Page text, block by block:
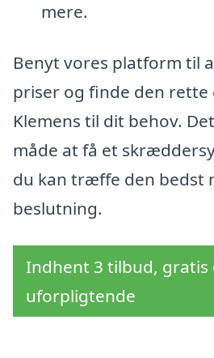
mere.
Benyt vores platform til
priser og finde den rette
Klemens til dit behov.
måde at få et
du kan træffe den bedst
beslutning.
Indhent 3 tilbud, gratis
uforpligtende